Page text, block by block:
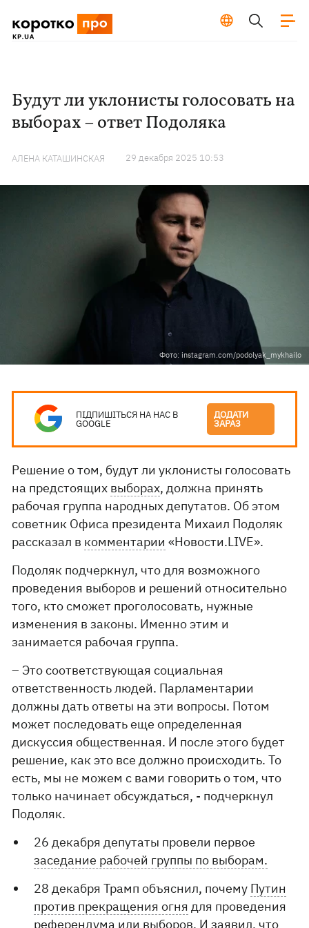
Будут ли уклонисты голосовать на
выборах – ответ Подоляка
АЛЕНА КАТАШИНСКАЯ 29 декабря 2025 10:53
Фото: instagram.com/podolyak_mykhailo
ПІДПИШІТЬСЯ НА НАС В
GOOGLE
ДОДАТИ
ЗАРАЗ
Решение о том, будут ли уклонисты голосовать
на предстоящих выборах, должна принять
рабочая группа народных депутатов. Об этом
советник Офиса президента Михаил Подоляк
рассказал в комментарии «Новости.LIVE».
Подоляк подчеркнул, что для возможного
проведения выборов и решений относительно
того, кто сможет проголосовать, нужные
изменения в законы. Именно этим и
занимается рабочая группа.
– Это соответствующая социальная
ответственность людей. Парламентарии
должны дать ответы на эти вопросы. Потом
может последовать еще определенная
дискуссия общественная. И после этого будет
решение, как это все должно происходить. То
есть, мы не можем с вами говорить о том, что
только начинает обсуждаться, - подчеркнул
Подоляк.
26 декабря депутаты провели первое
заседание рабочей группы по выборам.
28 декабря Трамп объяснил, почему Путин
против прекращения огня для проведения
референдума или выборов. И заявил, что